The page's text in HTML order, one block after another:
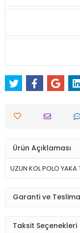
Ürün Açıklaması
UZUN KOL POLO YAKA
Garanti ve
Taksit Seçenekleri